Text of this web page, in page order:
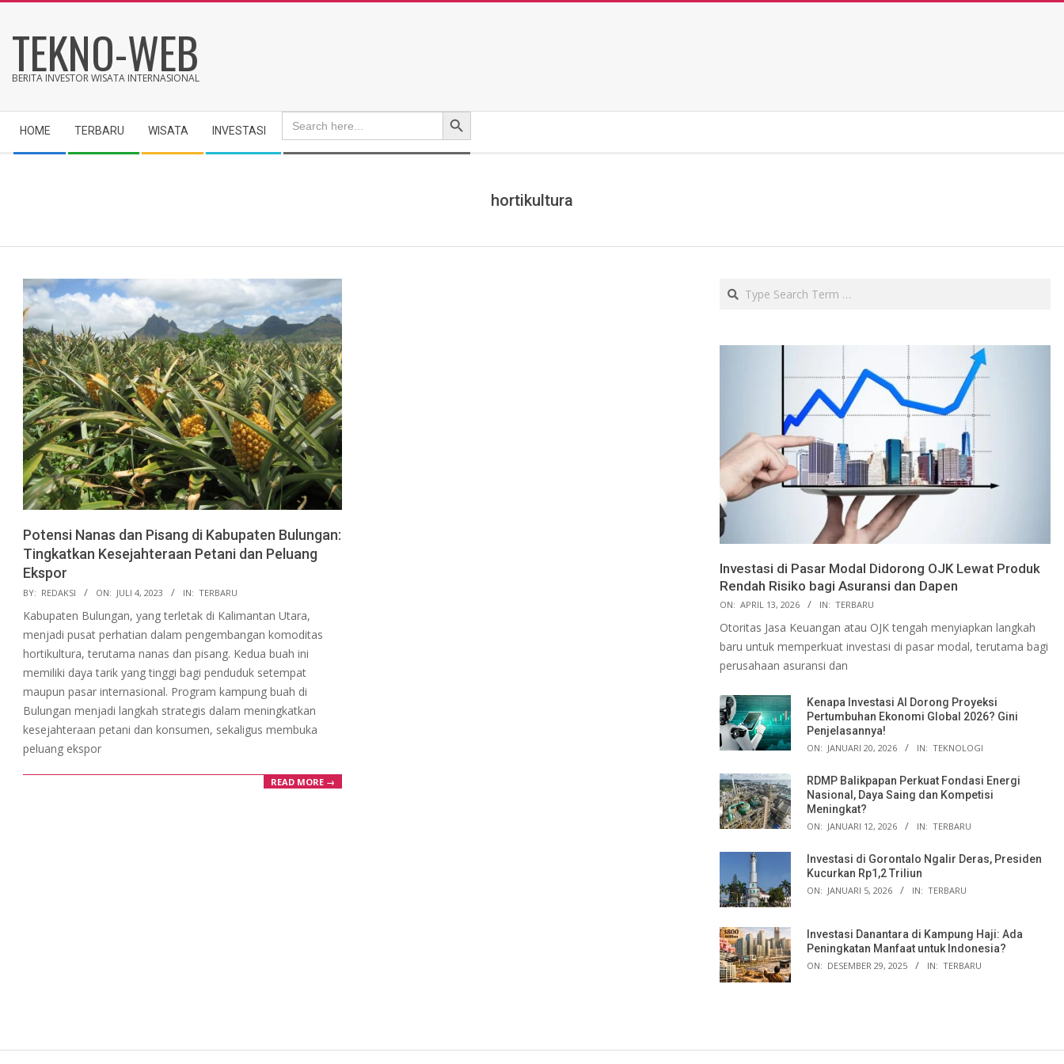
content
TEKNO-WEB
BERITA INVESTOR WISATA INTERNASIONAL
Navigation
Menu
HOME TERBARU WISATA INVESTASI
Search
for:
Search Button
hortikultura
Potensi Nanas dan Pisang di Kabupaten Bulungan:
Tingkatkan Kesejahteraan Petani dan Peluang
Ekspor
2023-
07-
04
BY: REDAKSI ON: JULI 4, 2023 IN: TERBARU
Kabupaten Bulungan, yang terletak di Kalimantan Utara,
menjadi pusat perhatian dalam pengembangan komoditas
hortikultura, terutama nanas dan pisang. Kedua buah ini
memiliki daya tarik yang tinggi bagi penduduk setempat
maupun pasar internasional. Program kampung buah di
Bulungan menjadi langkah strategis dalam meningkatkan
kesejahteraan petani dan konsumen, sekaligus membuka
peluang ekspor
READ MORE →
Search
Investasi di Pasar Modal Didorong OJK Lewat Produk
Rendah Risiko bagi Asuransi dan Dapen
ON: APRIL 13, 2026 IN: TERBARU
Otoritas Jasa Keuangan atau OJK tengah menyiapkan langkah
baru untuk memperkuat investasi di pasar modal, terutama bagi
perusahaan asuransi dan
Kenapa Investasi AI Dorong Proyeksi
Pertumbuhan Ekonomi Global 2026? Gini
Penjelasannya!
ON: JANUARI 20, 2026 IN: TEKNOLOGI
RDMP Balikpapan Perkuat Fondasi Energi
Nasional, Daya Saing dan Kompetisi
Meningkat?
ON: JANUARI 12, 2026 IN: TERBARU
Investasi di Gorontalo Ngalir Deras, Presiden
Kucurkan Rp1,2 Triliun
ON: JANUARI 5, 2026 IN: TERBARU
Investasi Danantara di Kampung Haji: Ada
Peningkatan Manfaat untuk Indonesia?
ON: DESEMBER 29, 2025 IN: TERBARU